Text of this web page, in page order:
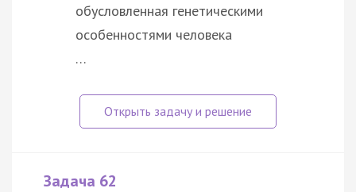
обусловленная генетическими
особенностями человека
…
Задача 62